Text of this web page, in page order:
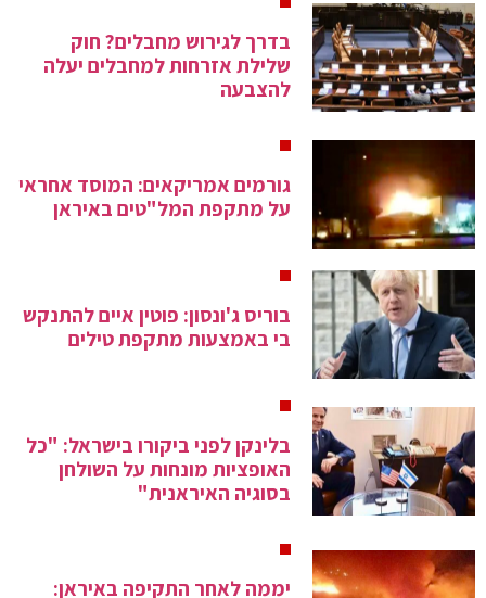
בדרך לגירוש מחבלים? חוק
שלילת אזרחות למחבלים יעלה
להצבעה
גורמים אמריקאים: המוסד אחראי
על מתקפת המל"טים באיראן
בוריס ג'ונסון: פוטין איים להתנקש
בי באמצעות מתקפת טילים
בלינקן לפני ביקורו בישראל: "כל
האופציות מונחות על השולחן
בסוגיה האיראנית"
יממה לאחר התקיפה באיראן: